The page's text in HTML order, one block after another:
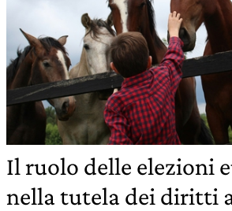
Il ruolo delle elezioni
nella tutela dei diritti